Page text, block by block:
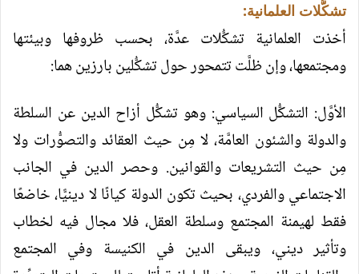
تشكُّلات العلمانية:
أخذت العلمانية تشكُّلات عدَّة، بحسب ظروفها وبيئتها
ومجتمعها، وإن ظلَّت تتمحور حول تشكُّلين بارزين هما:
الأوَّل: التشكُّل السياسي: وهو تشكُّل أزاح الدين عن السلطة
والدولة والشئون العامَّة، لا مِن حيث العقائد والتصوُّرات ولا
مِن حيث التشريعات والقوانين. وحصر الدين في الجانب
الاجتماعي والفردي، بحيث تكون الدولة كيانًا لا دينيًّا، خاضعًا
فقط لهيمنة المجتمع وسلطة العقل، فلا مجال فيه لخطاب
وتأثير ديني، ويبقى الدين في الكنيسة وفي المجتمع